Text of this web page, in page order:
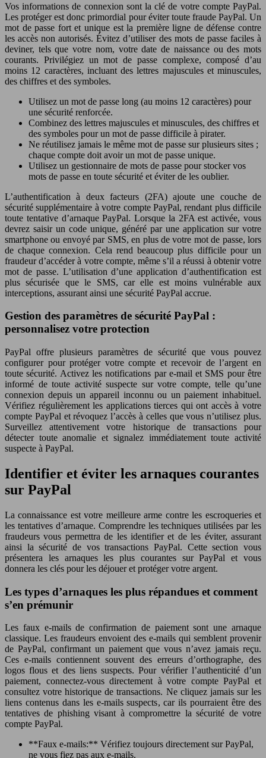
Vos informations de connexion sont la clé de votre compte PayPal.
Les protéger est donc primordial pour éviter toute fraude PayPal. Un
mot de passe fort et unique est la première ligne de défense contre
les accès non autorisés. Évitez d’utiliser des mots de passe faciles à
deviner, tels que votre nom, votre date de naissance ou des mots
courants. Privilégiez un mot de passe complexe, composé d’au
moins 12 caractères, incluant des lettres majuscules et minuscules,
des chiffres et des symboles.
Utilisez un mot de passe long (au moins 12 caractères) pour
une sécurité renforcée.
Combinez des lettres majuscules et minuscules, des chiffres et
des symboles pour un mot de passe difficile à pirater.
Ne réutilisez jamais le même mot de passe sur plusieurs sites ;
chaque compte doit avoir un mot de passe unique.
Utilisez un gestionnaire de mots de passe pour stocker vos
mots de passe en toute sécurité et éviter de les oublier.
L’authentification à deux facteurs (2FA) ajoute une couche de
sécurité supplémentaire à votre compte PayPal, rendant plus difficile
toute tentative d’arnaque PayPal. Lorsque la 2FA est activée, vous
devrez saisir un code unique, généré par une application sur votre
smartphone ou envoyé par SMS, en plus de votre mot de passe, lors
de chaque connexion. Cela rend beaucoup plus difficile pour un
fraudeur d’accéder à votre compte, même s’il a réussi à obtenir votre
mot de passe. L’utilisation d’une application d’authentification est
plus sécurisée que le SMS, car elle est moins vulnérable aux
interceptions, assurant ainsi une sécurité PayPal accrue.
Gestion des paramètres de sécurité PayPal :
personnalisez votre protection
PayPal offre plusieurs paramètres de sécurité que vous pouvez
configurer pour protéger votre compte et recevoir de l’argent en
toute sécurité. Activez les notifications par e-mail et SMS pour être
informé de toute activité suspecte sur votre compte, telle qu’une
connexion depuis un appareil inconnu ou un paiement inhabituel.
Vérifiez régulièrement les applications tierces qui ont accès à votre
compte PayPal et révoquez l’accès à celles que vous n’utilisez plus.
Surveillez attentivement votre historique de transactions pour
détecter toute anomalie et signalez immédiatement toute activité
suspecte à PayPal.
Identifier et éviter les arnaques courantes
sur PayPal
La connaissance est votre meilleure arme contre les escroqueries et
les tentatives d’arnaque. Comprendre les techniques utilisées par les
fraudeurs vous permettra de les identifier et de les éviter, assurant
ainsi la sécurité de vos transactions PayPal. Cette section vous
présentera les arnaques les plus courantes sur PayPal et vous
donnera les clés pour les déjouer et protéger votre argent.
Les types d’arnaques les plus répandues et comment
s’en prémunir
Les faux e-mails de confirmation de paiement sont une arnaque
classique. Les fraudeurs envoient des e-mails qui semblent provenir
de PayPal, confirmant un paiement que vous n’avez jamais reçu.
Ces e-mails contiennent souvent des erreurs d’orthographe, des
logos flous et des liens suspects. Pour vérifier l’authenticité d’un
paiement, connectez-vous directement à votre compte PayPal et
consultez votre historique de transactions. Ne cliquez jamais sur les
liens contenus dans les e-mails suspects, car ils pourraient être des
tentatives de phishing visant à compromettre la sécurité de votre
compte PayPal.
**Faux e-mails:** Vérifiez toujours directement sur PayPal,
ne vous fiez pas aux e-mails.